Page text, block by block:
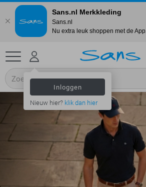
Inloggen
Nieuw hier? klik dan hier
Sans.nl Merkkleding
Sans.nl
Nu extra leuk shoppen met de App.